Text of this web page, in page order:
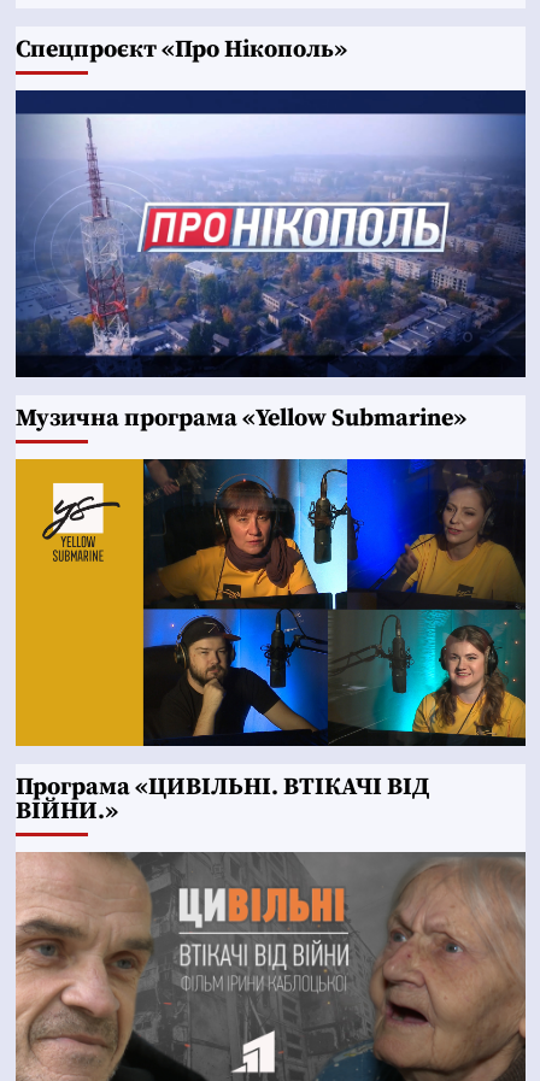
Cпецпроєкт «Про Нікополь»
Музична програма «Yellow Submarine»
Програма «ЦИВІЛЬНІ. ВТІКАЧІ ВІД
ВІЙНИ.»